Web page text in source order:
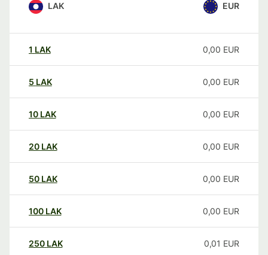
LAK EUR
1 LAK 0,00 EUR
5 LAK 0,00 EUR
10 LAK 0,00 EUR
20 LAK 0,00 EUR
50 LAK 0,00 EUR
100 LAK 0,00 EUR
250 LAK 0,01 EUR